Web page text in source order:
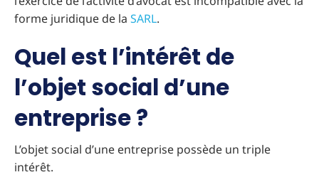
forme juridique de la SARL.
Quel est l’intérêt de
l’objet social d’une
entreprise ?
L’objet social d’une entreprise possède un triple
intérêt.